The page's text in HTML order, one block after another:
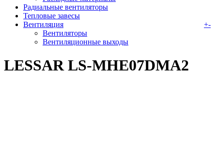
Радиальные вентиляторы
Тепловые завесы
Вентиляция
+-
Вентиляторы
Вентиляционные выходы
LESSAR LS-MHE07DMA2